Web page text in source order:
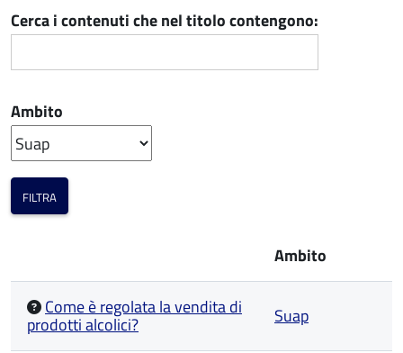
Cerca i contenuti che nel titolo contengono:
Ambito
Ambito
Come è regolata la vendita di
prodotti alcolici? Suap